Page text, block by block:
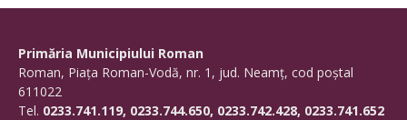
Primăria Municipiului Roman
Roman, Piaţa Roman-Vodă, nr. 1, jud. Neamţ, cod poştal
611022
Tel. 0233.741.119, 0233.744.650, 0233.742.428, 0233.741.652